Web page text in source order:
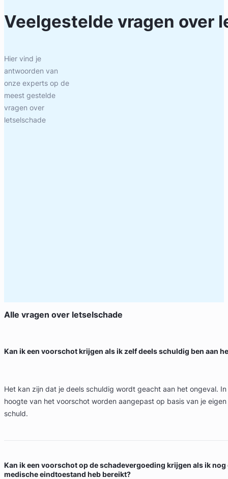
Veelgestelde vragen over
Hier vind je
antwoorden van
onze experts op de
meest gestelde
vragen over
letselschade
Alle vragen over letselschade
Kan ik een voorschot krijgen als ik zelf deels schuldig ben aan
Het kan zijn dat je deels schuldig wordt geacht aan het ongeval.
hoogte van het voorschot worden aangepast op basis van je
schuld.
Kan ik een voorschot op de schadevergoeding krijgen als ik
medische eindtoestand heb bereikt?